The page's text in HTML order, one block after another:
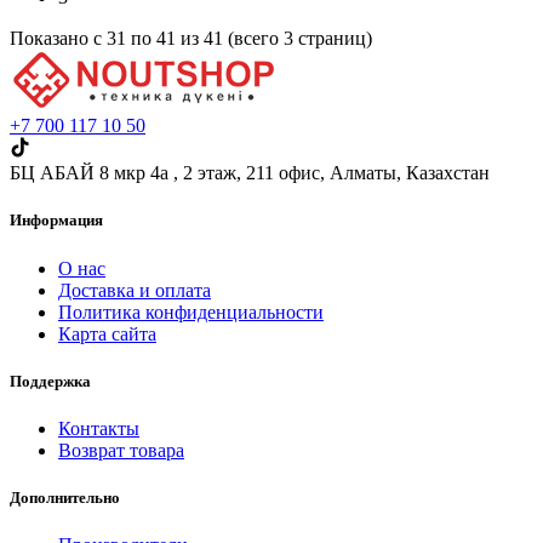
Показано с 31 по 41 из 41 (всего 3 страниц)
+7 700 117 10 50
БЦ АБАЙ 8 мкр 4а , 2 этаж,​ 211 офис, Алматы, Казахстан
Информация
О нас
Доставка и оплата
Политика конфиденциальности
Карта сайта
Поддержка
Контакты
Возврат товара
Дополнительно